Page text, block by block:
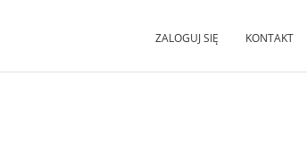
ZALOGUJ SIĘ KONTAKT